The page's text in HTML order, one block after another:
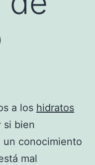
a los hidratos
si bien
un conocimiento
mal